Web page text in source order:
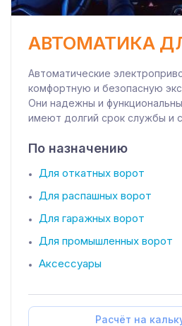
АВТОМАТИКА
Автоматические
комфортную и безопасную
Они надежны и функциональны
имеют долгий срок службы и
По назначению
Для откатных ворот
Для распашных ворот
Для гаражных ворот
Для промышленных ворот
Аксессуары
Расчёт на